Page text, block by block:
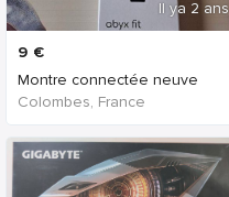
Il ya 2 ans
9 €
Montre connectée neuve
Colombes, France